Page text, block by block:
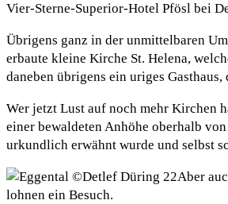
Vier-Sterne-Superior-Hotel Pfösl bei
Übrigens ganz in der unmittelbaren
erbaute kleine Kirche St. Helena,
daneben übrigens ein uriges
Wer jetzt Lust auf noch mehr Kirchen
einer bewaldeten Anhöhe oberhalb
urkundlich erwähnt wurde und selbst
Aber
lohnen ein Besuch.